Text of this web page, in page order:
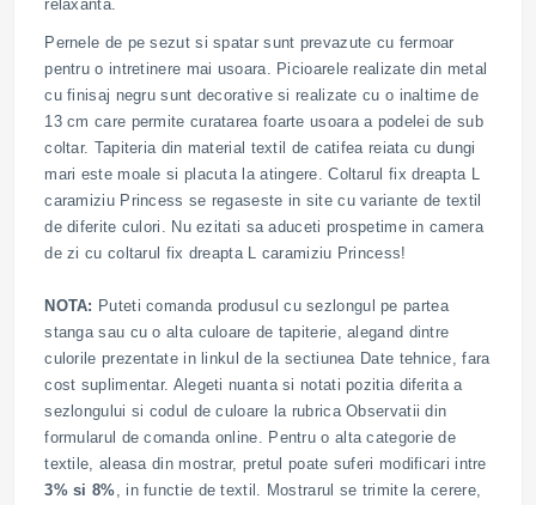
relaxanta.
Pernele de pe sezut si spatar sunt prevazute cu fermoar
pentru o intretinere mai usoara. Picioarele realizate din metal
cu finisaj negru sunt decorative si realizate cu o inaltime de
13 cm care permite curatarea foarte usoara a podelei de sub
coltar. Tapiteria din material textil de catifea reiata cu dungi
mari este moale si placuta la atingere. Coltarul fix dreapta L
caramiziu Princess se regaseste in site cu variante de textil
de diferite culori. Nu ezitati sa aduceti prospetime in camera
de zi cu coltarul fix dreapta L caramiziu Princess!
NOTA: Puteti comanda produsul cu sezlongul pe partea
stanga sau cu o alta culoare de tapiterie, alegand dintre
culorile prezentate in linkul de la sectiunea Date tehnice, fara
cost suplimentar. Alegeti nuanta si notati pozitia diferita a
sezlongului si codul de culoare la rubrica Observatii din
formularul de comanda online. Pentru o alta categorie de
textile, aleasa din mostrar, pretul poate suferi modificari intre
3% si 8% , in functie de textil. Mostrarul se trimite la cerere,